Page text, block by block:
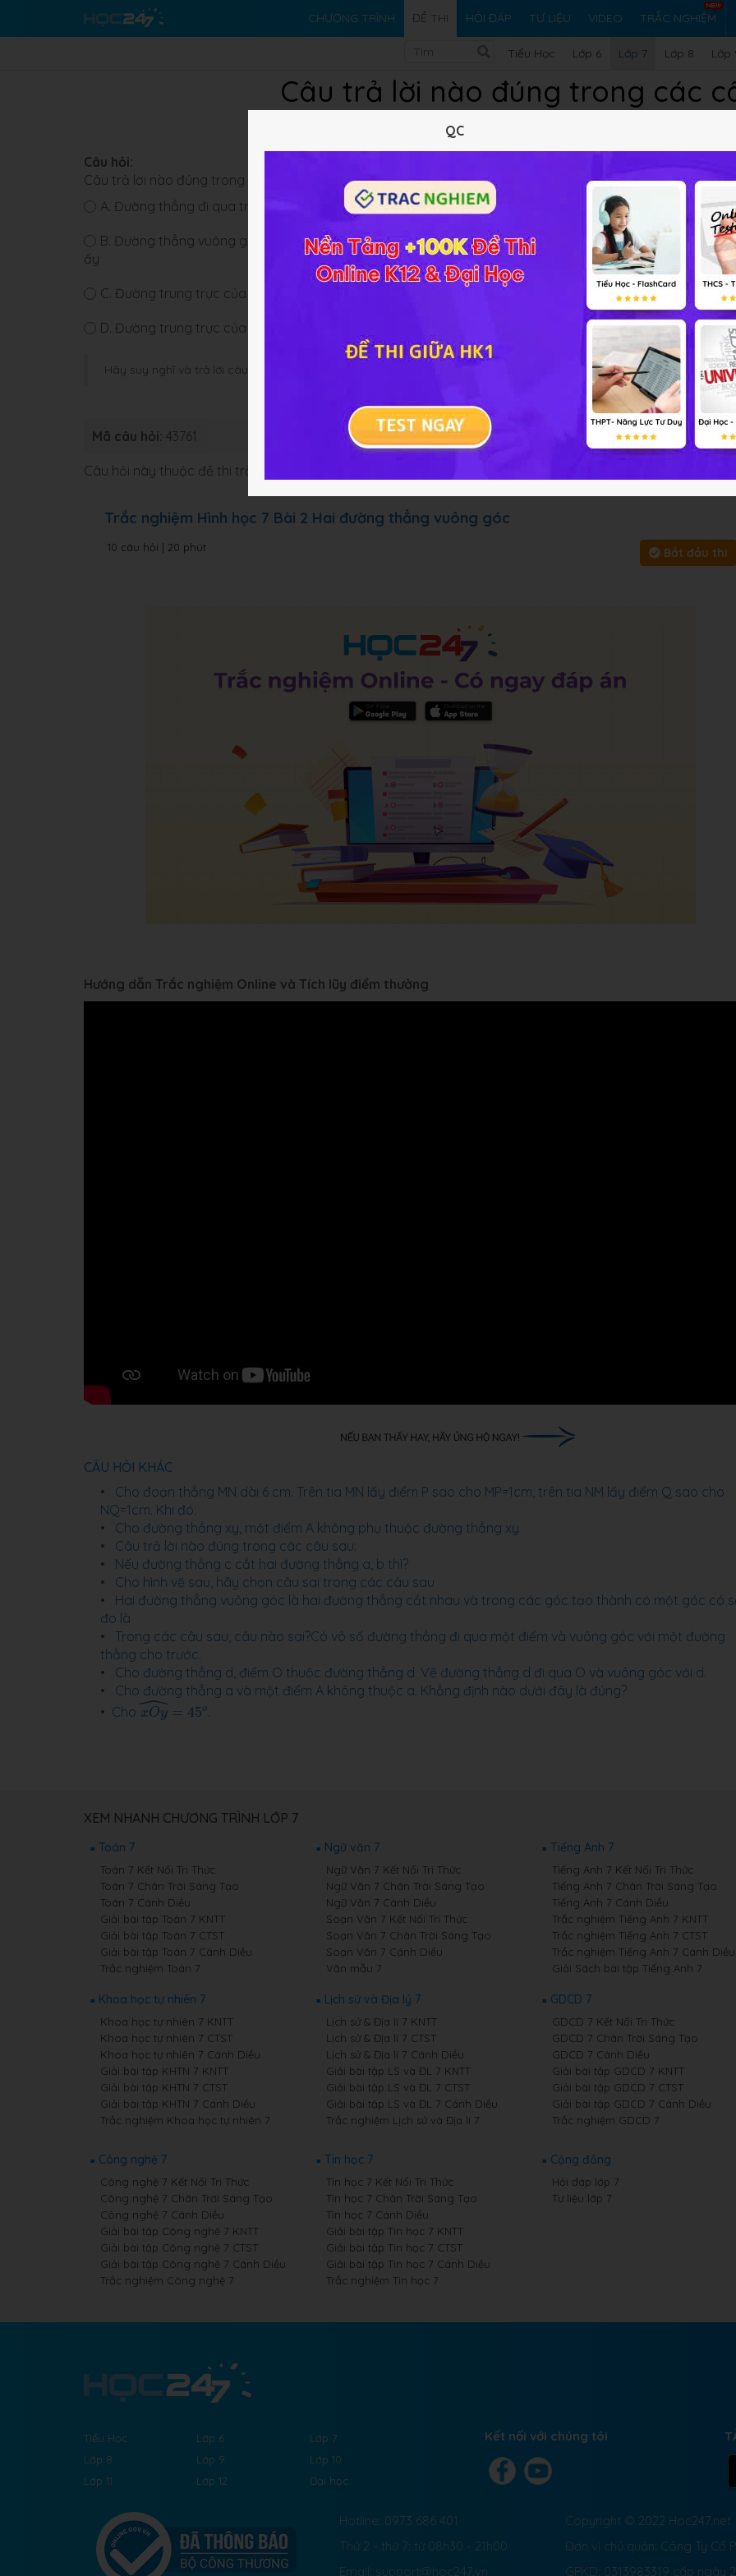
CHƯƠNG TRÌNH ĐỀ THI HỎI ĐÁP TƯ LIỆU VIDEO TRẮC NGHIỆM
Tiểu Học Lớp 6 Lớp 7 Lớp 8 Lớp
Câu trả lời nào đúng trong các
Câu hỏi:
Câu trả lời nào đúng trong các câu sau:
A. Đường thẳng đi qua trung điểm của đoạn thẳng là đường trung trực của đoạn thẳng ấy
B. Đường thẳng vuông góc với một đoạn thẳng tại trung điểm của nó là đường trung trực của đoạn
ấy
C. Đường trung trực của một đoạn thẳng là đường thẳng vuông góc với đoạn thẳng ấy
D. Đường trung trực của một đoạn thẳng là đưởng thẳng cắt đoạn thẳng ấy
Hãy suy nghĩ và trả lời câu hỏi trước khi HOC247 cung cấp đáp án và lời giải
Mã câu hỏi: 43761 Loại bài: Bài tập Chủ đề : Môn học: Toán
Câu hỏi này thuộc đề thi trắc nghiệm dưới đây, bấm vào
Trắc nghiệm Hình học 7 Bài 2 Hai đường thẳng vuông góc
10 câu hỏi | 20 phút Bắt đầu thi
Hướng dẫn Trắc nghiệm Online và Tích lũy điểm thưởng
CÂU HỎI KHÁC
Cho đoạn thẳng MN dài 6 cm. Trên tia MN lấy điểm P sao cho MP=1cm, trên tia NM lấy điểm Q sao cho
NQ=1cm. Khi đó:
Cho đường thẳng xy, một điểm A không phụ thuộc đường thẳng xy
Câu trả lời nào đúng trong các câu sau:
Nếu đường thẳng c cắt hai đường thẳng a, b thì?
Cho hình vẽ sau, hãy chọn câu sai trong các câu sau
Hai đường thẳng vuông góc là hai đường thẳng cắt nhau và trong các góc tạo thành có một góc có
đo là
Trong các câu sau, câu nào sai?Có vô số đường thẳng đi qua một điểm và vuông góc với một đường
thẳng cho trước.
Cho đường thẳng d, điểm O thuộc đường thẳng d. Vẽ đường thẳng d đi qua O và vuông góc với d.
Cho đường thẳng a và một điểm A không thuộc a. Khẳng định nào dưới đây là đúng?
Cho ˆ
xOy = 45o
xOy^= 45o
.
XEM NHANH CHƯƠNG TRÌNH LỚP 7
Toán 7
Toán 7 Kết Nối Tri Thức
Toán 7 Chân Trời Sáng Tạo
Toán 7 Cánh Diều
Giải bài tập Toán 7 KNTT
Giải bài tập Toán 7 CTST
Giải bài tập Toán 7 Cánh Diều
Trắc nghiệm Toán 7
Ngữ văn 7
Ngữ Văn 7 Kết Nối Tri Thức
Ngữ Văn 7 Chân Trời Sáng Tạo
Ngữ Văn 7 Cánh Diều
Soạn Văn 7 Kết Nối Tri Thức
Soạn Văn 7 Chân Trời Sáng Tạo
Soạn Văn 7 Cánh Diều
Văn mẫu 7
Tiếng Anh 7
Tiếng Anh 7 Kết Nối Tri Thức
Tiếng Anh 7 Chân Trời Sáng Tạo
Tiếng Anh 7 Cánh Diều
Trắc nghiệm Tiếng Anh 7 KNTT
Trắc nghiệm Tiếng Anh 7 CTST
Trắc nghiệm Tiếng Anh 7 Cánh Diều
Giải Sách bài tập Tiếng Anh 7
Khoa học tự nhiên 7
Khoa học tự nhiên 7 KNTT
Khoa học tự nhiên 7 CTST
Khoa học tự nhiên 7 Cánh Diều
Giải bài tập KHTN 7 KNTT
Giải bài tập KHTN 7 CTST
Giải bài tập KHTN 7 Cánh Diều
Trắc nghiệm Khoa học tự nhiên 7
Lịch sử và Địa lý 7
Lịch sử & Địa lí 7 KNTT
Lịch sử & Địa lí 7 CTST
Lịch sử & Địa lí 7 Cánh Diều
Giải bài tập LS và ĐL 7 KNTT
Giải bài tập LS và ĐL 7 CTST
Giải bài tập LS và ĐL 7 Cánh Diều
Trắc nghiệm Lịch sử và Địa lí 7
GDCD 7
GDCD 7 Kết Nối Tri Thức
GDCD 7 Chân Trời Sáng Tạo
GDCD 7 Cánh Diều
Giải bài tập GDCD 7 KNTT
Giải bài tập GDCD 7 CTST
Giải bài tập GDCD 7 Cánh Diều
Trắc nghiệm GDCD 7
Công nghệ 7
Công nghệ 7 Kết Nối Tri Thức
Công nghệ 7 Chân Trời Sáng Tạo
Công nghệ 7 Cánh Diều
Giải bài tập Công nghệ 7 KNTT
Giải bài tập Công nghệ 7 CTST
Giải bài tập Công nghệ 7 Cánh Diều
Trắc nghiệm Công nghệ 7
Tin học 7
Tin học 7 Kết Nối Tri Thức
Tin học 7 Chân Trời Sáng Tạo
Tin học 7 Cánh Diều
Giải bài tập Tin học 7 KNTT
Giải bài tập Tin học 7 CTST
Giải bài tập Tin học 7 Cánh Diều
Trắc nghiệm Tin học 7
Cộng đồng
Hỏi đáp lớp 7
Tư liệu lớp 7
Tiểu Học Lớp 6
Lớp 7
Lớp 8
Lớp 9
Lớp 10
Lớp 11
Lớp 12 Đại học
Kết nối với chúng tôi
Hotline: 0973 686 401
Thứ 2 - thứ 7: từ 08h30 - 21h00
Email: support@hoc247.vn
Copyright © 2022 Hoc247.net
Đơn vị chủ quản: Công Ty Cổ
GPKD: 0313983319 cấp ngày
QC